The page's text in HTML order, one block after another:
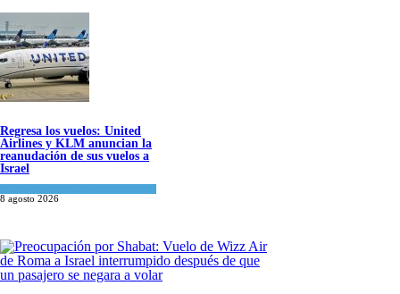
Regresa los vuelos: United
Airlines y KLM anuncian la
reanudación de sus vuelos a
Israel
8 agosto 2026